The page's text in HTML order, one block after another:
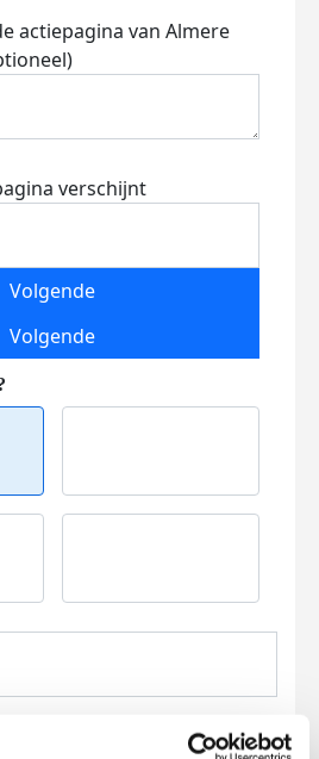
actiepagina van Almere
verschijnt
Volgende
Volgende